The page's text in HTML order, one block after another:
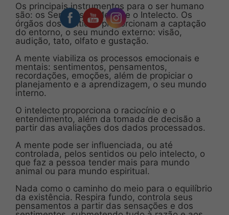
Os principais instrumentos para o ser humano
são: os Sentidos, a Mente e o Intelecto. Os
órgãos dos sentidos proporcionam a captação
do entorno, o seu mundo externo: visão,
audição, tato, olfato e gustação.
A mente viabiliza os processos emocionais e
mentais: sentimentos, pensamentos,
recordações, emoções, além de propiciar o
planejamento e a aprendizagem, o seu mundo
interno.
O intelecto proporciona o raciocínio e o
entendimento, além da tomada de decisão a
partir das avaliações dos dados processados.
A mente pode ser influenciada, ou até
controlada, pelos sentidos ou pelo intelecto, o
que faz a pessoa tender mais para mundo
animal ou para mundo espiritual.
Nada como o caminho do meio para o equilíbrio
da existência. Respira fundo, controla seus
pensamentos a partir das sensações e dos